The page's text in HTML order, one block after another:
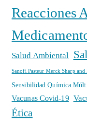
Reacciones
Salud Ambiental
Sanofi Pasteur Merck Sharp
Sensibilidad Química
Vacunas Covid-19
Ética